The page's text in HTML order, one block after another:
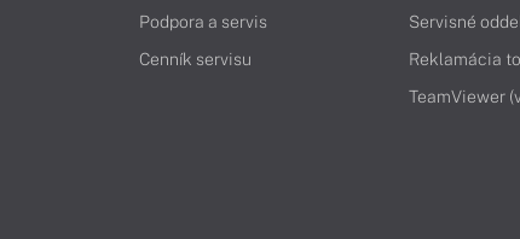
Podpora a servis
Cenník servisu
Servisné
Reklamácia
TeamViewer